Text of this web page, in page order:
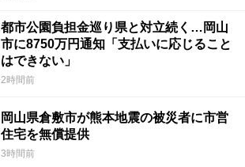
都市公園負担金巡り県と対立続く…岡山
市に8750万円通知「支払いに応じること
はできない」
2時間前
岡山県倉敷市が熊本地震の被災者に市営
住宅を無償提供
3時間前